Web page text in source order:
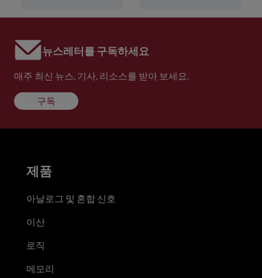
뉴스레터를 구독하세요
매주 최신 뉴스, 기사, 리소스를 받아 보세요.
구독
제품
아날로그 및 혼합 신호
이산
로직
메모리